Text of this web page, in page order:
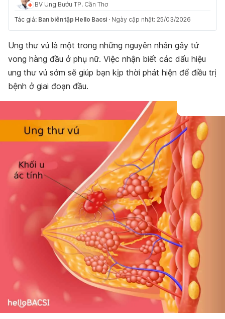
BV Ung Bướu TP. Cần Thơ
Tác giả: Ban biên tập Hello Bacsi · Ngày cập nhật: 25/03/2026
Ung thư vú là một trong những nguyên nhân gây tử
vong hàng đầu ở phụ nữ. Việc nhận biết các dấu hiệu
ung thư vú sớm sẽ giúp bạn kịp thời phát hiện để điều trị
bệnh ở giai đoạn đầu.